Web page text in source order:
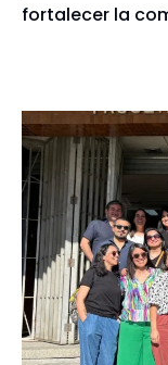
fortalecer la